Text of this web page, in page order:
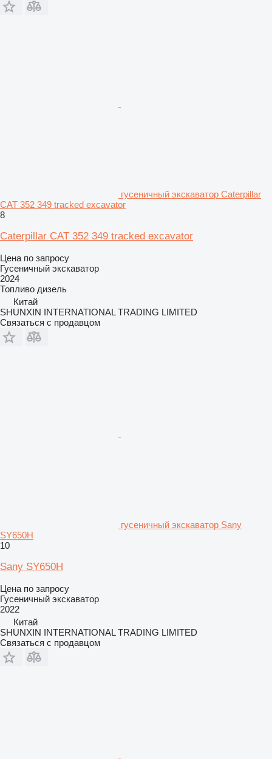
гусеничный экскаватор Caterpillar
CAT 352 349 tracked excavator
8
Caterpillar CAT 352 349 tracked excavator
Цена по запросу
Гусеничный экскаватор
2024
Топливо дизель
Китай
SHUNXIN INTERNATIONAL TRADING LIMITED
Связаться с продавцом
гусеничный экскаватор Sany
SY650H
10
Sany SY650H
Цена по запросу
Гусеничный экскаватор
2022
Китай
SHUNXIN INTERNATIONAL TRADING LIMITED
Связаться с продавцом